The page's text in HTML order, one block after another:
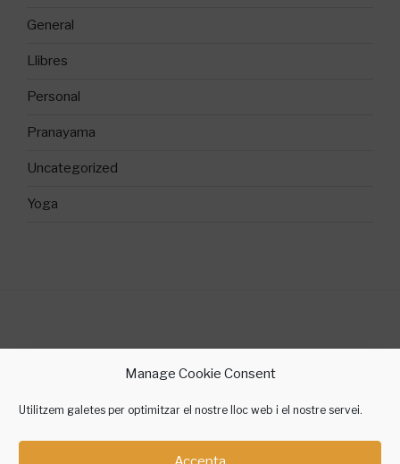
Manage Cookie Consent
Utilitzem galetes per optimitzar el nostre lloc web i el nostre servei.
General
Llibres
Personal
Pranayama
Uncategorized
Yoga
contacte @ silviagallegoyoga.cat